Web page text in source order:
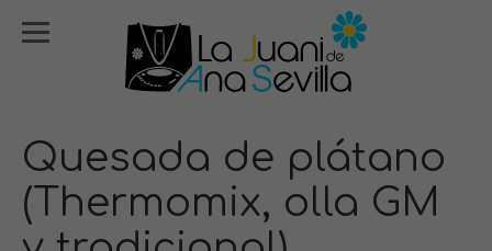
Quesada de plátano
(Thermomix, olla GM